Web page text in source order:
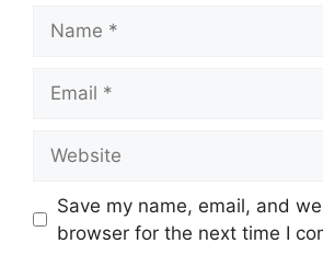
Save my name, email, and
browser for the next time I